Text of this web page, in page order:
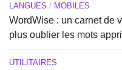
LANGUES / MOBILES
WordWise : un carnet de
plus oublier les mots
UTILITAIRES